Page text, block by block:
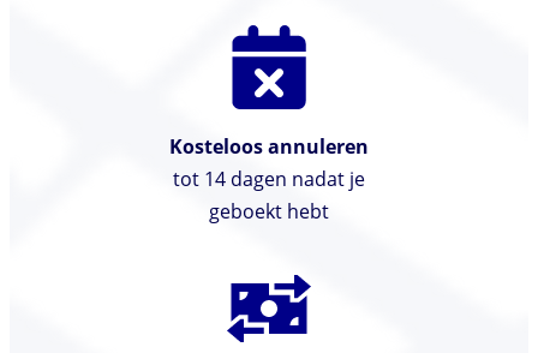
Kosteloos annuleren
tot 14 dagen nadat je
geboekt hebt